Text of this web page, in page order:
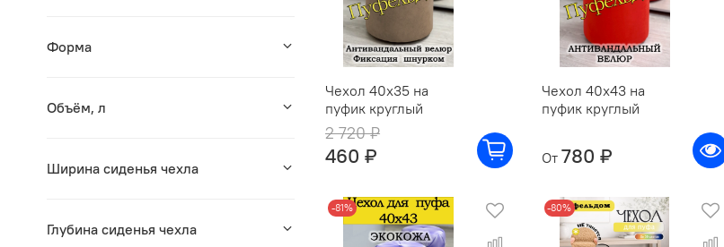
Чехол 40х35 на
пуфик круглый
2 720 ₽
460 ₽
Чехол 40х43 на
пуфик круглый
От 780 ₽
-81% -80%
Форма
Объём, л
Ширина сиденья чехла
Глубина сиденья чехла